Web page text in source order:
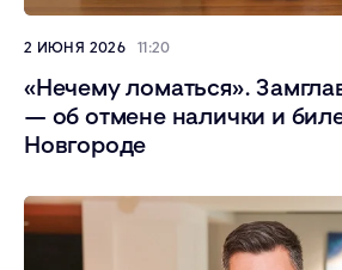
«Нечему ломаться».
— об отмене налички и
Новгороде
2 ИЮНЯ 2026 11:20